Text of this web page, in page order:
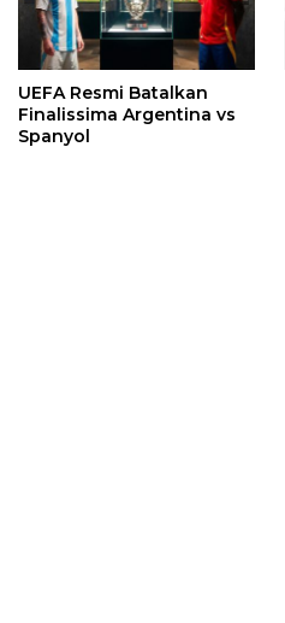
UEFA Resmi Batalkan
Finalissima Argentina vs
Spanyol